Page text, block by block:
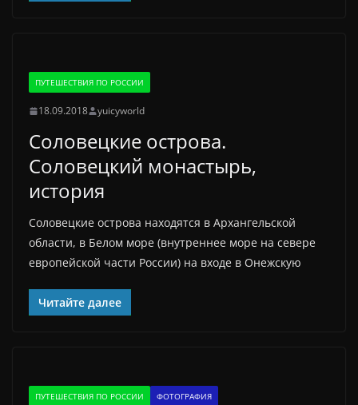
ПУТЕШЕСТВИЯ ПО РОССИИ
18.09.2018 yuicyworld
Соловецкие острова.
Соловецкий монастырь,
история
Соловецкие острова находятся в Архангельской
области, в Белом море (внутреннее море на севере
европейской части России) на входе в Онежскую
Читайте далее
ПУТЕШЕСТВИЯ ПО РОССИИ ФОТОГРАФИЯ